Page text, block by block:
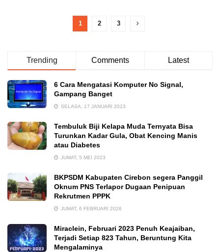
1 2 3
Trending Comments Latest
6 Cara Mengatasi Komputer No Signal,
Gampang Banget
SELASA, 17 JANUARI 2023
Tembuluk Biji Kelapa Muda Ternyata Bisa
Turunkan Kadar Gula, Obat Kencing Manis
atau Diabetes
JUMAT, 5 MEI 2023
BKPSDM Kabupaten Cirebon segera Panggil
Oknum PNS Terlapor Dugaan Penipuan
Rekrutmen PPPK
JUMAT, 6 FEBRUARI 2026
Miraclein, Februari 2023 Penuh Keajaiban,
Terjadi Setiap 823 Tahun, Beruntung Kita
Mengalaminya